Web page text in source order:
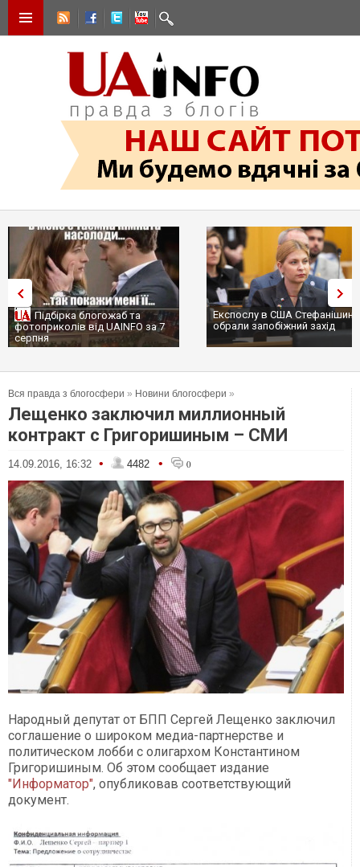
Підбірка блогожаб та
фотоприколів від UAINFO за 7
серпня
Експослу в США
обрали запобіжний захід
Вся правда з блогосфери » Новини блогосфери »
Лещенко заключил миллионный
контракт с Григоришиным – СМИ
14.09.2016, 16:32 • 4482 • 0
Народный депутат от БПП Сергей Лещенко заключил
соглашение о широком медиа-партнерстве и
политическом лобби с олигархом Константином
Григоришиным. Об этом сообщает издание
"Информатор", опубликовав соответствующий
документ.